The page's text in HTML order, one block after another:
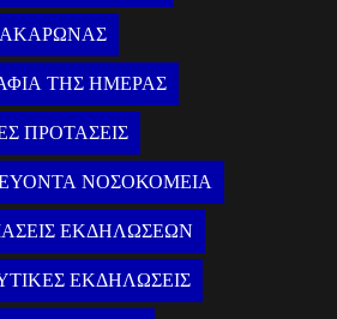
ΤΗΣ ΗΜΕΡΑΣ
ΠΡΟΤΑΣΕΙΣ
ΝΟΣΟΚΟΜΕΙΑ
ΕΚΔΗΛΩΣΕΩΝ
ΕΚΔΗΛΩΣΕΙΣ